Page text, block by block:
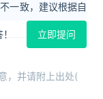
一致，建议根据自
立即提问
，并请附上出处(